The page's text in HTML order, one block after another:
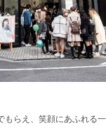
らえ、笑顔にあふれる